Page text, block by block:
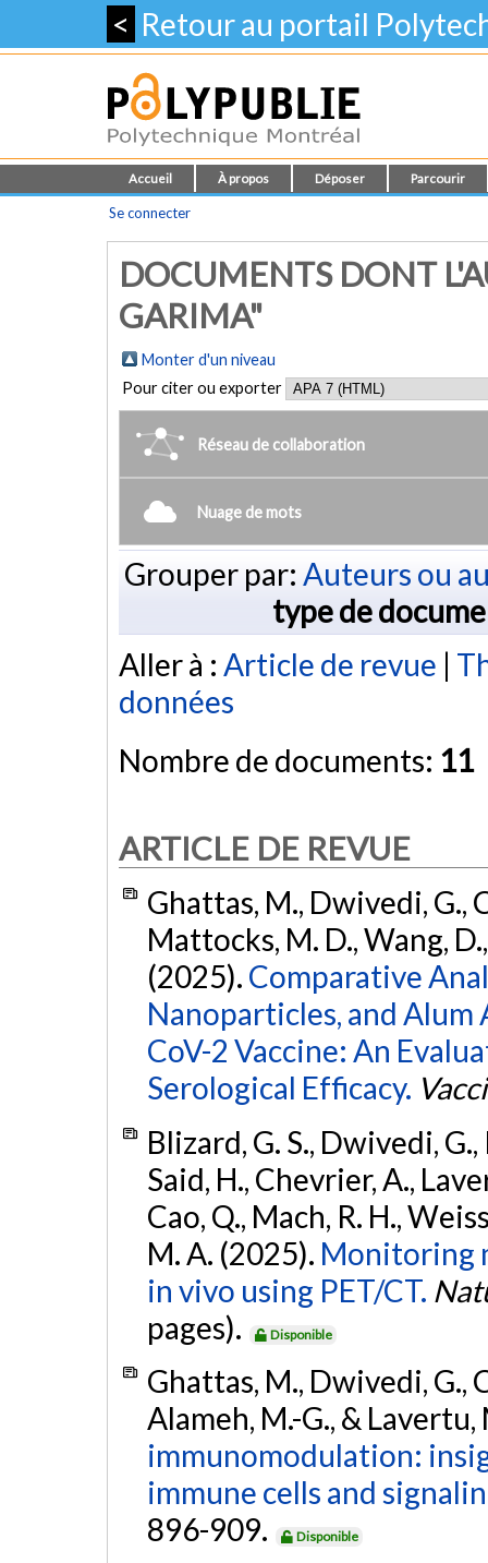
< Retour au portail
Accueil À propos Déposer Parcourir
Se connecter
DOCUMENTS DONT
GARIMA"
Monter d'un niveau
Pour citer ou exporter
Réseau de collaboration
Nuage de mots
Grouper par: Auteurs ou
type de
Aller à : Article de revue |
données
Nombre de documents: 11
ARTICLE DE REVUE
Ghattas, M., Dwivedi, G.,
Mattocks, M. D., Wang,
(2025). Comparative
Nanoparticles, and Alum
CoV-2 Vaccine: An
Serological Efficacy.
Blizard, G. S., Dwivedi, G.,
Said, H., Chevrier, A.,
Cao, Q., Mach, R. H.,
M. A. (2025). Monitoring
in vivo using PET/CT.
pages).
Disponible
Ghattas, M., Dwivedi, G.,
Alameh, M.-G., &
immunomodulation:
immune cells and
896-909.
Disponible